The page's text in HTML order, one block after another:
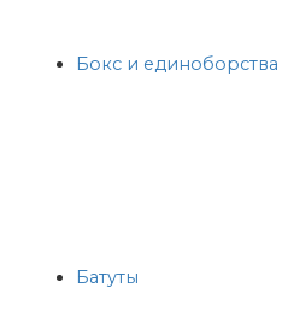
Бокс и единоборства
Батуты